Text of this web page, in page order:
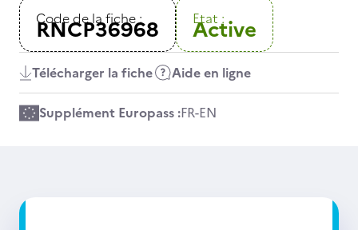
Code de la fiche :
RNCP36968 Etat :
Active
Télécharger la fiche Aide en ligne
Supplément Europass :FR-EN